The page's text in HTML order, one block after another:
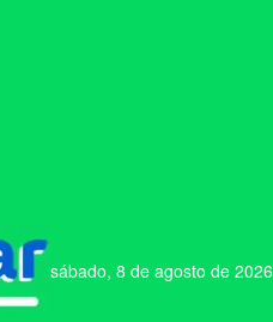
sábado, 8 de agosto de 2026